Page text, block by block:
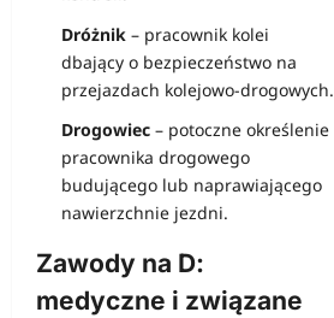
Dróżnik – pracownik kolei
dbający o bezpieczeństwo na
przejazdach kolejowo-drogowych.
Drogowiec – potoczne określenie
pracownika drogowego
budującego lub naprawiającego
nawierzchnie jezdni.
Zawody na D:
medyczne i związane